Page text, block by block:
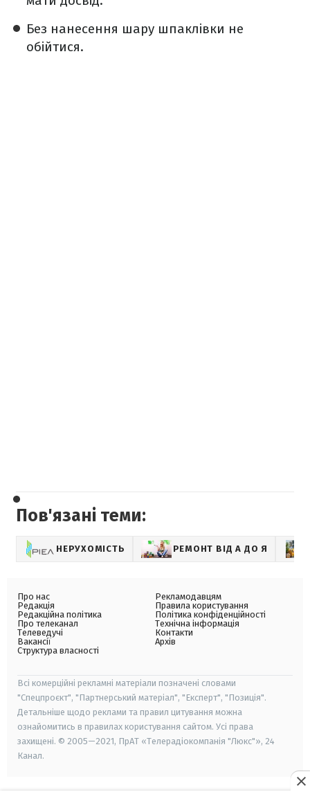
Без нанесення шару шпаклівки не
обійтися.
Пов'язані теми:
НЕРУХОМІСТЬ РЕМОНТ ВІД А ДО Я
Про нас
Редакція
Редакційна політика
Про телеканал
Телеведучі
Вакансії
Структура власності
Рекламодавцям
Правила користування
Політика конфіденційності
Технічна інформація
Контакти
Архів
Всі комерційні рекламні матеріали позначені словами
"Спецпроєкт", "Партнерський матеріал", "Експерт", "Позиція".
Детальніше щодо реклами та правил цитування можна
ознайомитись в правилах користування сайтом. Усі права
захищені. © 2005—2021, ПрАТ «Телерадіокомпанія "Люкс"», 24
Канал.